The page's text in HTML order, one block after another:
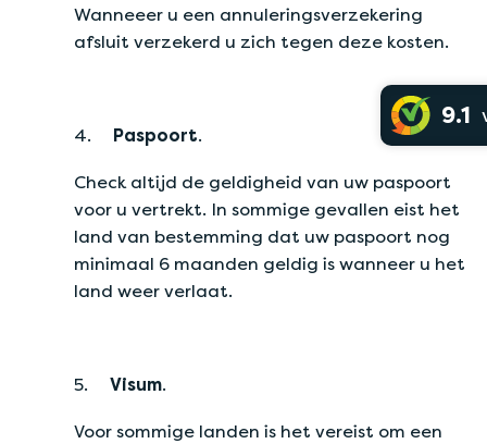
Wanneeer u een annuleringsverzekering
afsluit verzekerd u zich tegen deze kosten.
4. Paspoort.
Check altijd de geldigheid van uw paspoort
voor u vertrekt. In sommige gevallen eist het
land van bestemming dat uw paspoort nog
minimaal 6 maanden geldig is wanneer u het
land weer verlaat.
5. Visum.
Voor sommige landen is het vereist om een
9.1